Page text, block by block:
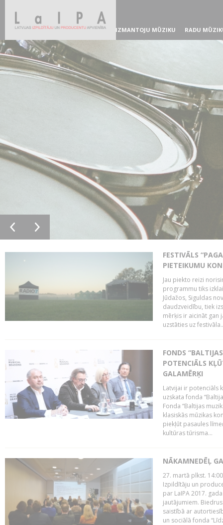
IZMANTOJU MŪZIKU RADU
FESTIVĀLS
PIETEIKUMU
Jau piekto reizi
programmu tiks
Jūdažos, Siguldas
daudzveidību, tiek
mērķis ir aicināt gan
uzstāties uz
FONDS
POTENCIĀLS
GALAMĒRĶI
Latvijai ir potenciāls
uzskata fonda
Fonda “Baltijas
klasiskās mūzikas
piekļūt pasaules
kultūras tūrisma...
NĀKAMNEDĒĻ
27. martā plkst.
Izpildītāju un
par LaIPA 2017.
jautājumiem.
saistībā ar
un sociālā fonda